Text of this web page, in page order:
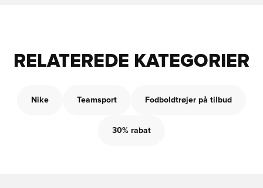
RELATEREDE KATEGORIER
Nike Teamsport Fodboldtrøjer på tilbud
30% rabat